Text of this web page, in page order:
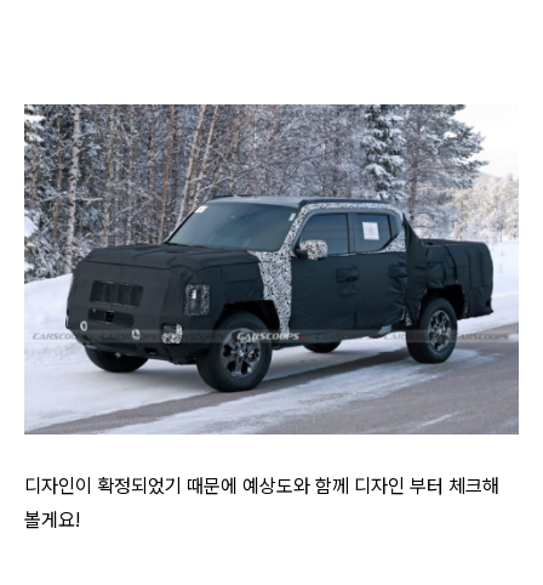
디자인이 확정되었기 때문에 예상도와 함께 디자인 부터 체크해
볼게요!